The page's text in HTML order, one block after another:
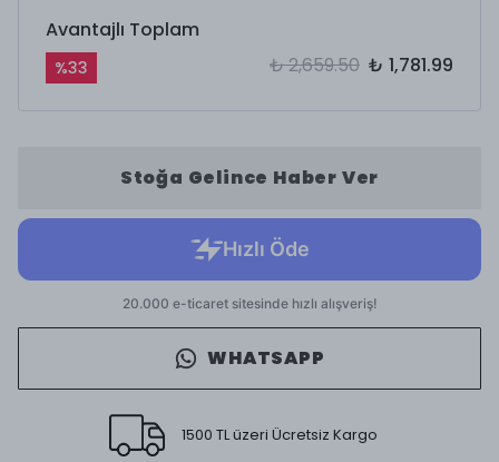
Avantajlı Toplam
%33 ₺ 2,659.50 ₺ 1,781.99
Stoğa Gelince Haber Ver
WHATSAPP
1500 TL üzeri Ücretsiz Kargo